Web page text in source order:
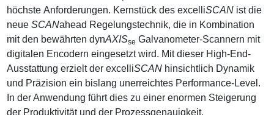
i
o
n
höchste Anforderungen. Kernstück des excelliSCAN ist die
neueSCANahead Regelungstechnik, die in Kombination
mit den bewährten dynAXISse Galvanometer-Scannern mit
digitalen Encodern eingesetzt wird. Mit dieser High-End-
Ausstattung erzielt der excelliSCAN hinsichtlich Dynamik
und Präzision ein bislang unerreichtes Performance-Level.
In der Anwendung führt dies zu einer enormen Steigerung
der Produktivität und der Prozessgenauigkeit.